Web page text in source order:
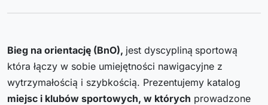
Bieg na orientację (BnO), jest dyscypliną sportową
która łączy w sobie umiejętności nawigacyjne z
wytrzymałością i szybkością. Prezentujemy katalog
miejsc i klubów sportowych, w których prowadzone